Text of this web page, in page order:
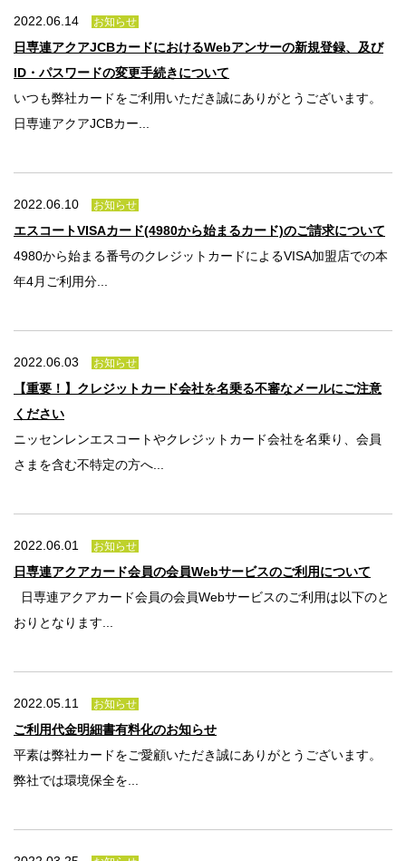
2022.06.14 お知らせ
日専連アクアJCBカードにおけるWebアンサーの新規登録、及び
ID・パスワードの変更手続きについて
いつも弊社カードをご利用いただき誠にありがとうございます。
日専連アクアJCBカー...
2022.06.10 お知らせ
エスコートVISAカード(4980から始まるカード)のご請求について
4980から始まる番号のクレジットカードによるVISA加盟店での本
年4月ご利用分...
2022.06.03 お知らせ
【重要！】クレジットカード会社を名乗る不審なメールにご注意
ください
ニッセンレンエスコートやクレジットカード会社を名乗り、会員
さまを含む不特定の方へ...
2022.06.01 お知らせ
日専連アクアカード会員の会員Webサービスのご利用について
日専連アクアカード会員の会員Webサービスのご利用は以下のと
おりとなります...
2022.05.11 お知らせ
ご利用代金明細書有料化のお知らせ
平素は弊社カードをご愛顧いただき誠にありがとうございます。
弊社では環境保全を...